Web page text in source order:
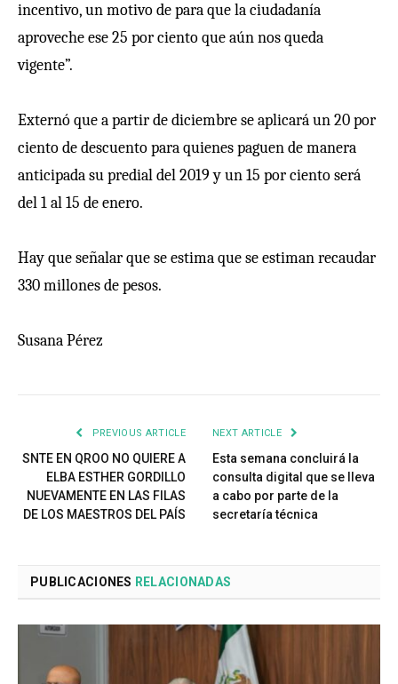
incentivo, un motivo de para que la ciudadanía
aproveche ese 25 por ciento que aún nos queda
vigente”.
Externó que a partir de diciembre se aplicará un 20 por
ciento de descuento para quienes paguen de manera
anticipada su predial del 2019 y un 15 por ciento será
del 1 al 15 de enero.
Hay que señalar que se estima que se estiman recaudar
330 millones de pesos.
Susana Pérez
PREVIOUS ARTICLE
SNTE EN QROO NO QUIERE A
ELBA ESTHER GORDILLO
NUEVAMENTE EN LAS FILAS
DE LOS MAESTROS DEL PAÍS
NEXT ARTICLE
Esta semana concluirá la
consulta digital que se lleva
a cabo por parte de la
secretaría técnica
PUBLICACIONES RELACIONADAS